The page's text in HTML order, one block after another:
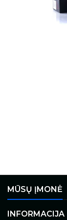
MŪSŲ ĮMONĖ
INFORMACIJA